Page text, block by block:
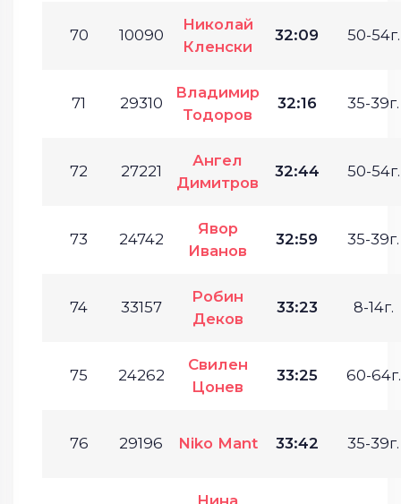
70 10090
Николай
Кленски
32:09 50-54г.
71 29310
Владимир
Тодоров
32:16 35-39г.
72 27221
Ангел
Димитров
32:44 50-54г.
73 24742
Явор
Иванов
32:59 35-39г.
74 33157
Робин
Деков
33:23 8-14г.
75 24262
Свилен
Цонев
33:25 60-64г.
76 29196 Niko Mant 33:42 35-39г.
Нина